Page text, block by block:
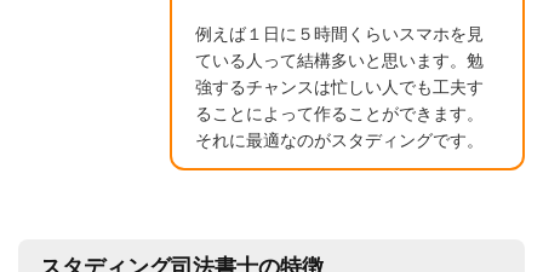
例えば１日に５時間くらいスマホを見
ている人って結構多いと思います。勉
強するチャンスは忙しい人でも工夫す
ることによって作ることができます。
それに最適なのがスタディングです。